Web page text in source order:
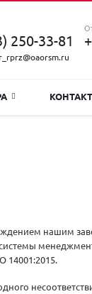
250-33-81
нашим
14001:2015.